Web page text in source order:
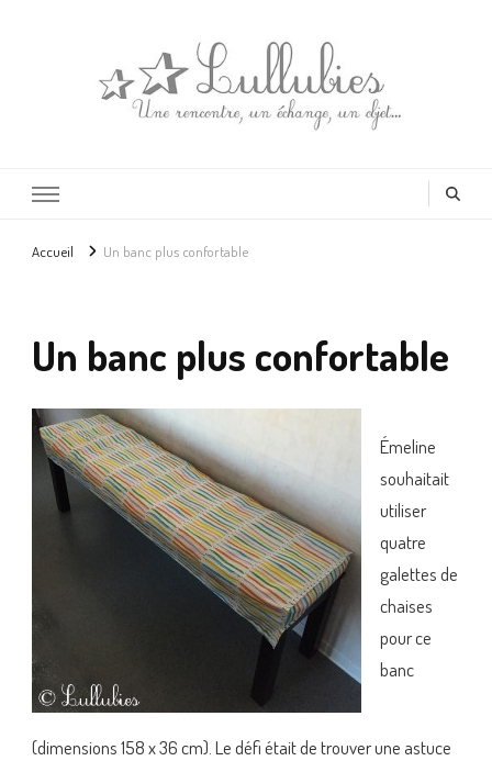
Accueil Un banc plus confortable
Un banc plus confortable
Émeline
souhaitait
utiliser
quatre
galettes de
chaises
pour ce
banc
(dimensions 158 x 36 cm). Le défi était de trouver une astuce